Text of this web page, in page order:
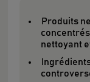
Produits
nettoyant